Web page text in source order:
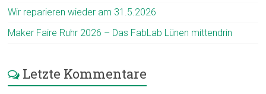
Wir reparieren wieder am 31.5.2026
Maker Faire Ruhr 2026 – Das FabLab Lünen mittendrin
Letzte Kommentare